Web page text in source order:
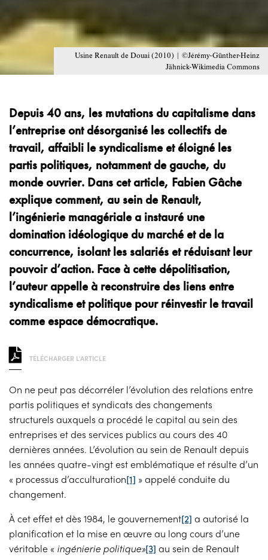
Usine Renault de Douai (2010) | ©Jérémy-Günther-Heinz
Jähnick-Wikimedia Commons
Depuis 40 ans, les mutations du capitalisme dans
l’entreprise ont désorganisé les collectifs de
travail, affaibli le syndicalisme et éloigné les
partis politiques, notamment de gauche, du
monde ouvrier. Dans cet article, Fabien Gâche
explique comment, au sein de Renault,
l’ingénierie managériale a instauré une
domination idéologique du marché et de la
concurrence, isolant les salariés et réduisant leur
pouvoir d’action. Face à cette dépolitisation,
l’auteur appelle à reconstruire des liens entre
syndicalisme et politique pour réinvestir le travail
comme espace démocratique.
TÉLÉCHARGER L'ARTICLE
On ne peut pas décorréler l’évolution des relations entre
partis politiques et syndicats des changements
structurels auxquels a procédé le capital au sein des
entreprises et des services publics au cours des 40
dernières années. L’évolution au sein de Renault depuis
les années quatre-vingt est emblématique et résulte d’un
« processus d’acculturation[1] » appelé conduite du
changement.
À cet effet et dès 1984, le gouvernement[2] a autorisé la
planification et la mise en œuvre au long cours d’une
véritable « ingénierie politique»[3] au sein de Renault